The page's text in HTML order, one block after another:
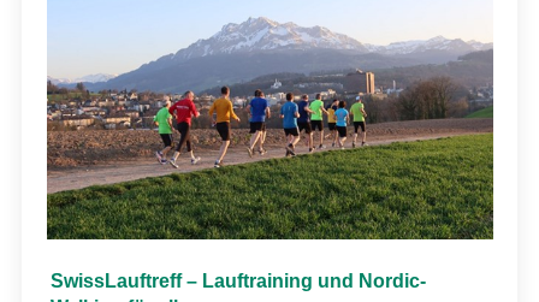
SwissLauftreff – Lauftraining und Nordic-